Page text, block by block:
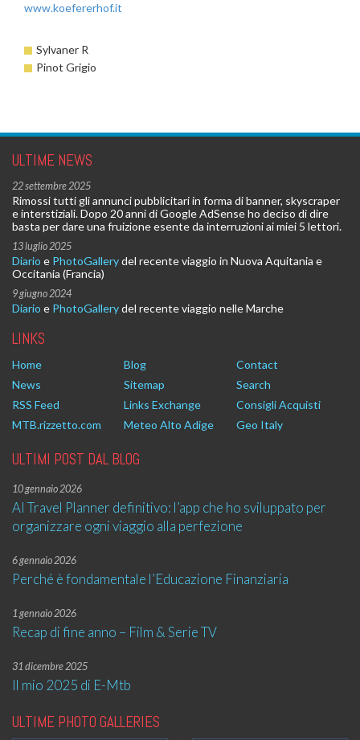
www.koefererhof.it
Sylvaner R
Pinot Grigio
ULTIME NEWS
22 settembre 2025
Rimossi tutti gli annunci pubblicitari in forma di banner, skyscraper
e interstiziali. Dopo 20 anni di Google AdSense ho deciso di dire
basta per dare una fruizione esente da interruzioni ai miei 5 lettori.
13 luglio 2025
Diario e PhotoGallerydel recente viaggio in Nuova Aquitania e
Occitania (Francia)
9 giugno 2024
Diario e PhotoGallerydel recente viaggio nelle Marche
LINKS
Home Blog
Contact
News
Sitemap
Search
RSS Feed
Links Exchange
Consigli Acquisti
MTB.rizzetto.com
Meteo Alto Adige Geo Italy
ULTIMI POST DAL BLOG
10 gennaio 2026
AI Travel Planner definitivo: l’app che ho sviluppato per
organizzare ogni viaggio alla perfezione
6 gennaio 2026
Perché è fondamentale l’Educazione Finanziaria
1 gennaio 2026
Recap di fine anno – Film & Serie TV
31 dicembre 2025
Il mio 2025 di E-Mtb
ULTIME PHOTO GALLERIES